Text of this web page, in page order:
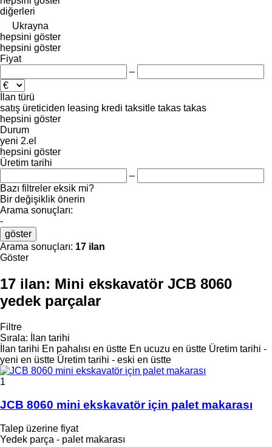
diğerleri
Ukrayna
hepsini göster
hepsini göster
Fiyat
–
İlan türü
satış üreticiden leasing kredi taksitle takas takas
hepsini göster
Durum
yeni 2.el
hepsini göster
Üretim tarihi
–
Bazı filtreler eksik mi?
Bir değişiklik önerin
Arama sonuçları:
-
göster
Arama sonuçları: 17 ilan
Göster
17 ilan: Mini ekskavatör JCB 8060
yedek parçalar
Filtre
Sırala:
İlan tarihi
İlan tarihi En pahalısı en üstte En ucuzu en üstte Üretim tarihi -
yeni en üstte Üretim tarihi - eski en üstte
1
JCB 8060 mini ekskavatör için palet makarası
Talep üzerine fiyat
Yedek parça - palet makarası